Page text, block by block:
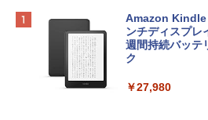
Apple 2026
プ搭載13イン
e Intelligenceの
inaディスプレ
eTime HDカメ
Robloxギフト
定バーチャルア
インゲームコー
ラインコード版
￥1,300
生成AIパスポー
￥1,766
Amazon Kindle
ンチディスプレ
週間持続バッテ
ク
￥27,980